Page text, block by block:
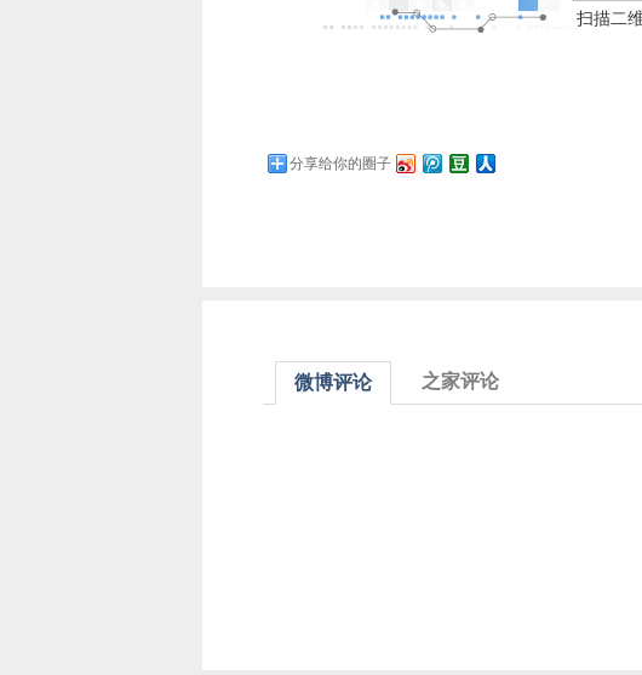
扫描二
分享给你的圈子
微博评论 之家评论